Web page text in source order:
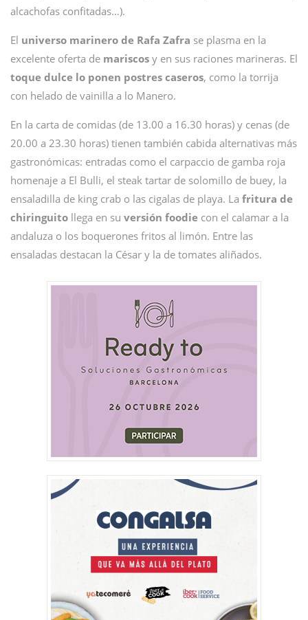
alcachofas confitadas…).
El universo marinero de Rafa Zafra se plasma en la
excelente oferta de mariscos y en sus raciones marineras. El
toque dulce lo ponen postres caseros, como la torrija
con helado de vainilla a lo Manero.
En la carta de comidas (de 13.00 a 16.30 horas) y cenas (de
20.00 a 23.30 horas) tienen también cabida alternativas más
gastronómicas: entradas como el carpaccio de gamba roja
homenaje a El Bulli, el steak tartar de solomillo de buey, la
ensaladilla de king crab o las cigalas de playa. La fritura de
chiringuito llega en su versión foodie con el calamar a la
andaluza o los boquerones fritos al limón. Entre las
ensaladas destacan la César y la de tomates aliñados.